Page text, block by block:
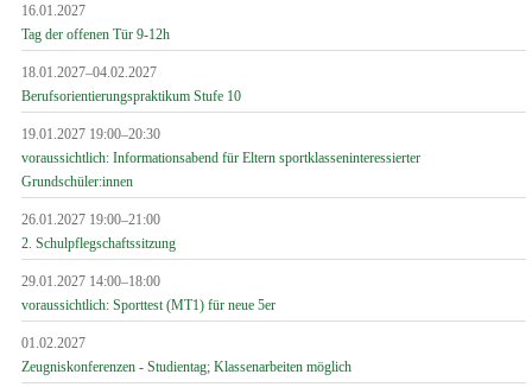
16.01.2027
Tag der offenen Tür 9-12h
18.01.2027–04.02.2027
Berufsorientierungspraktikum Stufe 10
19.01.2027 19:00–20:30
voraussichtlich: Informationsabend für Eltern sportklasseninteressierter
Grundschüler:innen
26.01.2027 19:00–21:00
2. Schulpflegschaftssitzung
29.01.2027 14:00–18:00
voraussichtlich: Sporttest (MT1) für neue 5er
01.02.2027
Zeugniskonferenzen - Studientag; Klassenarbeiten möglich